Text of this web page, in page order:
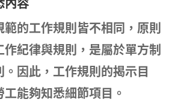
內容
的工作規則皆不相同，原則
作紀律與規則，是屬於單方制
因此，工作規則的揭示目
能夠知悉細節項目。